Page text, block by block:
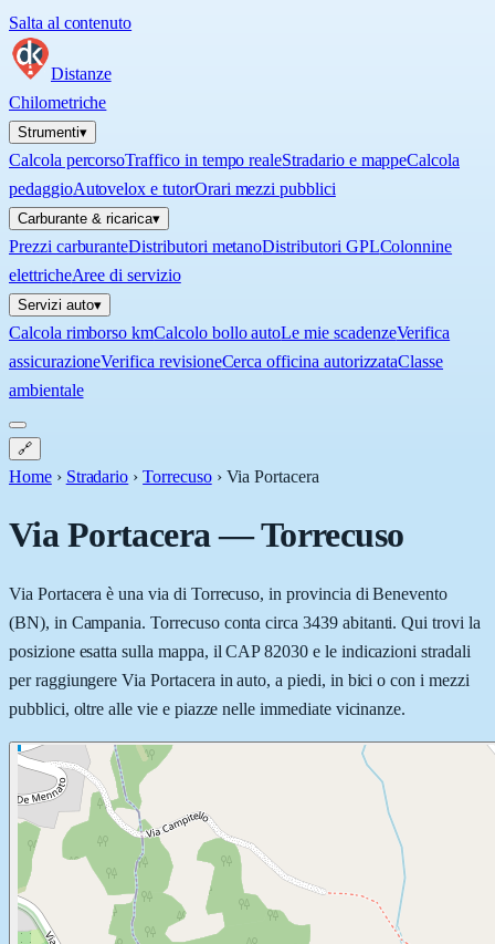
Salta al contenuto
Distanze
Chilometriche
Strumenti▾
Calcola percorsoTraffico in tempo realeStradario e mappeCalcola
pedaggioAutovelox e tutorOrari mezzi pubblici
Carburante & ricarica▾
Prezzi carburanteDistributori metanoDistributori GPLColonnine
elettricheAree di servizio
Servizi auto▾
Calcola rimborso kmCalcolo bollo autoLe mie scadenzeVerifica
assicurazioneVerifica revisioneCerca officina autorizzataClasse
ambientale
🔗
Home › Stradario › Torrecuso › Via Portacera
Via Portacera—Torrecuso
Via Portacera è una via di Torrecuso, in provincia di Benevento
(BN), in Campania. Torrecuso conta circa 3439 abitanti. Qui trovi la
posizione esatta sulla mappa, il CAP 82030 e le indicazioni stradali
per raggiungere Via Portacera in auto, a piedi, in bici o con i mezzi
pubblici, oltre alle vie e piazze nelle immediate vicinanze.